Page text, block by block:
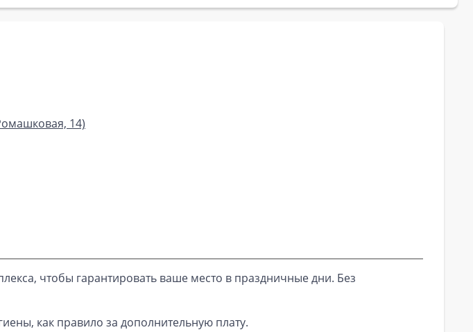
14)
чтобы гарантировать ваше место в праздничные дни. Без
как правило за дополнительную плату.